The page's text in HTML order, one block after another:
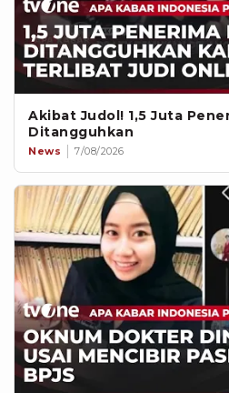
Akibat Judol! 1,5 Juta
Ditangguhkan
News 7/08/2026